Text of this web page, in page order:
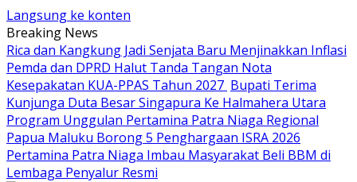
Langsung ke konten
Breaking News
Rica dan Kangkung Jadi Senjata Baru Menjinakkan Inflasi
Pemda dan DPRD Halut Tanda Tangan Nota
Kesepakatan KUA-PPAS Tahun 2027 Bupati Terima
Kunjunga Duta Besar Singapura Ke Halmahera Utara
Program Unggulan Pertamina Patra Niaga Regional
Papua Maluku Borong 5 Penghargaan ISRA 2026
Pertamina Patra Niaga Imbau Masyarakat Beli BBM di
Lembaga Penyalur Resmi